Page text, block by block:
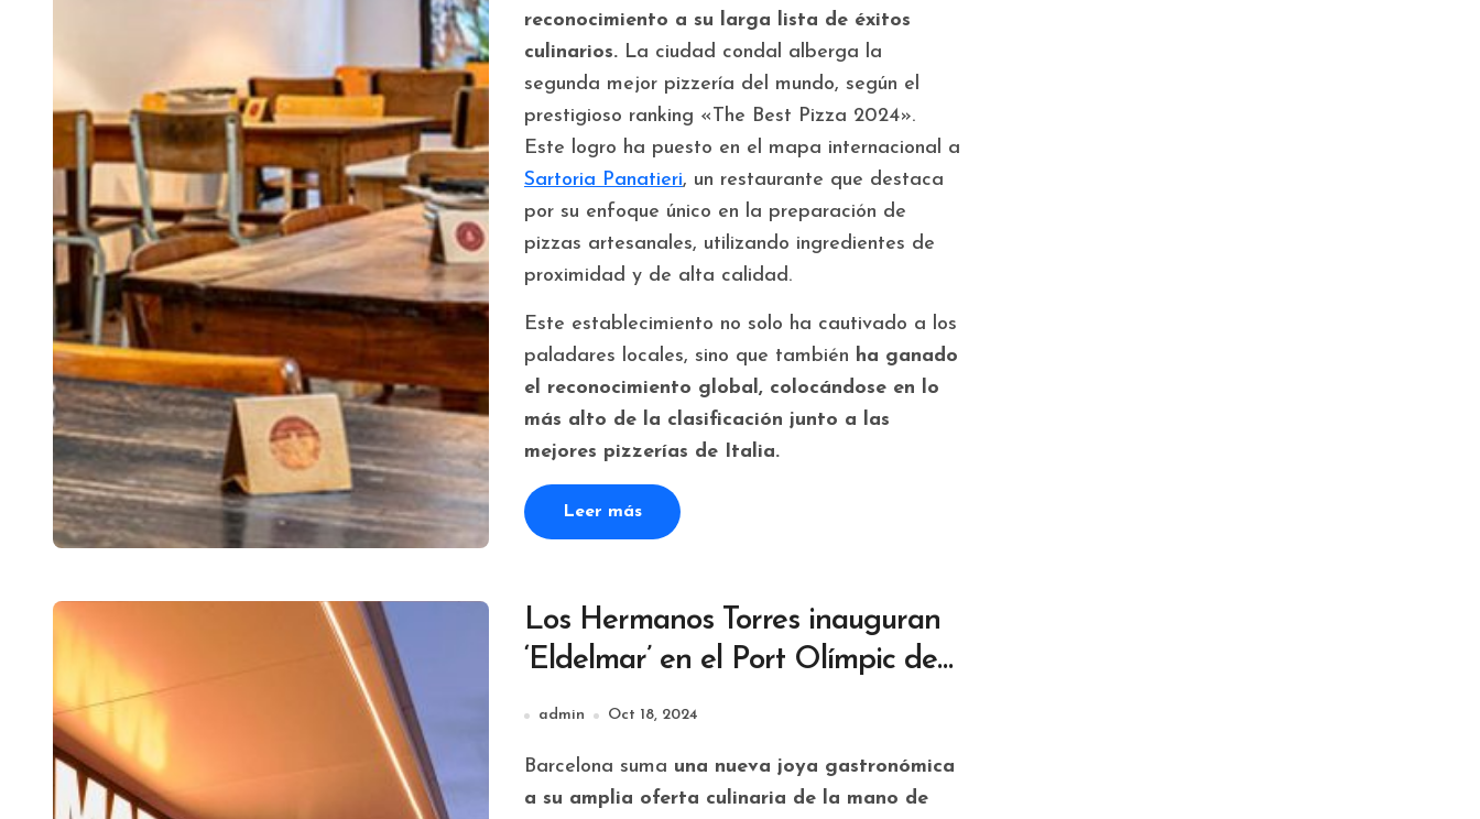
reconocimiento a su larga lista de éxitos
culinarios. La ciudad condal alberga la
segunda mejor pizzería del mundo, según el
prestigioso ranking «The Best Pizza 2024».
Este logro ha puesto en el mapa internacional a
Sartoria Panatieri, un restaurante que destaca
por su enfoque único en la preparación de
pizzas artesanales, utilizando ingredientes de
proximidad y de alta calidad.
Este establecimiento no solo ha cautivado a los
paladares locales, sino que también ha ganado
el reconocimiento global, colocándose en lo
más alto de la clasificación junto a las
mejores pizzerías de Italia.
Leer más
Los Hermanos Torres inauguran
‘Eldelmar’ en el Port Olímpic de
Barcelona
admin Oct 18, 2024
Barcelona suma una nueva joya gastronómica
a su amplia oferta culinaria de la mano de